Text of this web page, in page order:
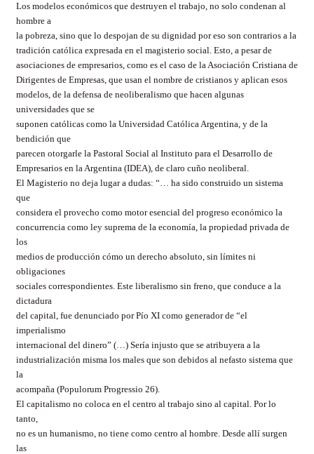
Los modelos económicos que destruyen el trabajo, no solo condenan al
hombre a
la pobreza, sino que lo despojan de su dignidad por eso son contrarios a la
tradición católica expresada en el magisterio social. Esto, a pesar de
asociaciones de empresarios, como es el caso de la Asociación Cristiana de
Dirigentes de Empresas, que usan el nombre de cristianos y aplican esos
modelos, de la defensa de neoliberalismo que hacen algunas
universidades que se
suponen católicas como la Universidad Católica Argentina, y de la
bendición que
parecen otorgarle la Pastoral Social al Instituto para el Desarrollo de
Empresarios en la Argentina (IDEA), de claro cuño neoliberal.
El Magisterio no deja lugar a dudas: “… ha sido construido un sistema
que
considera el provecho como motor esencial del progreso económico la
concurrencia como ley suprema de la economía, la propiedad privada de
los
medios de producción cómo un derecho absoluto, sin límites ni
obligaciones
sociales correspondientes. Este liberalismo sin freno, que conduce a la
dictadura
del capital, fue denunciado por Pío XI como generador de “el
imperialismo
internacional del dinero” (…) Sería injusto que se atribuyera a la
industrialización misma los males que son debidos al nefasto sistema que
la
acompaña (Populorum Progressio 26).
El capitalismo no coloca en el centro al trabajo sino al capital. Por lo
tanto,
no es un humanismo, no tiene como centro al hombre. Desde allí surgen
las